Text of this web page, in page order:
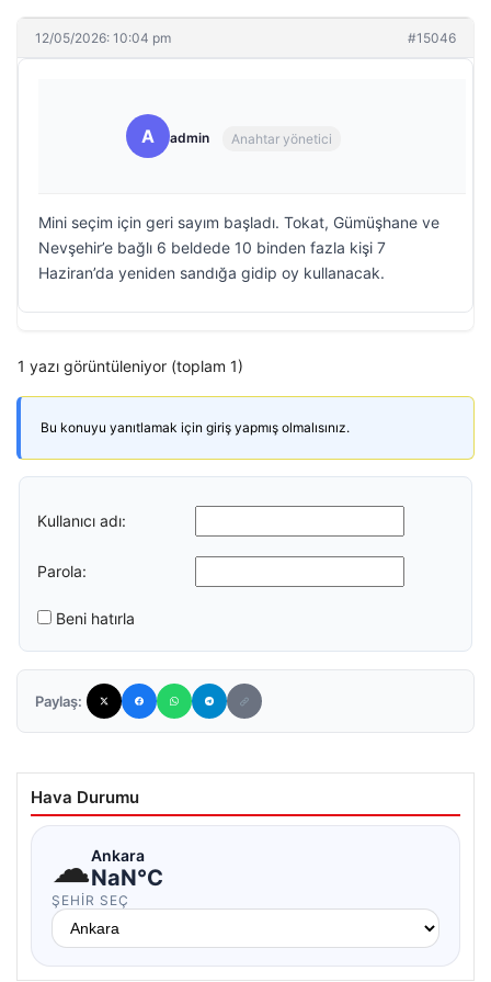
12/05/2026: 10:04 pm #15046
A admin Anahtar yönetici
Mini seçim için geri sayım başladı. Tokat, Gümüşhane ve
Nevşehir’e bağlı 6 beldede 10 binden fazla kişi 7
Haziran’da yeniden sandığa gidip oy kullanacak.
1 yazı görüntüleniyor (toplam 1)
Bu konuyu yanıtlamak için giriş yapmış olmalısınız.
Kullanıcı adı:
Parola:
Beni hatırla
Paylaş:
Hava Durumu
☁Ankara
NaN°C
ŞEHIR SEÇ